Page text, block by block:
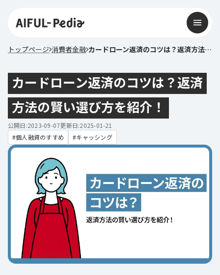
トップページ 消費者金融 カードローン返済のコツは？返済方法の賢い選び方を紹介！
カードローン返済のコツは？返済
方法の賢い選び方を紹介！
公開日:2023-09-07更新日:2025-01-21
個人融資のすすめ
キャッシング